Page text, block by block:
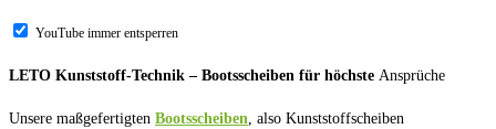
YouTube immer entsperren
LETO Kunststoff-Technik – Bootsscheiben für höchste Ansprüche
Unsere maßgefertigten Bootsscheiben, also Kunststoffscheiben